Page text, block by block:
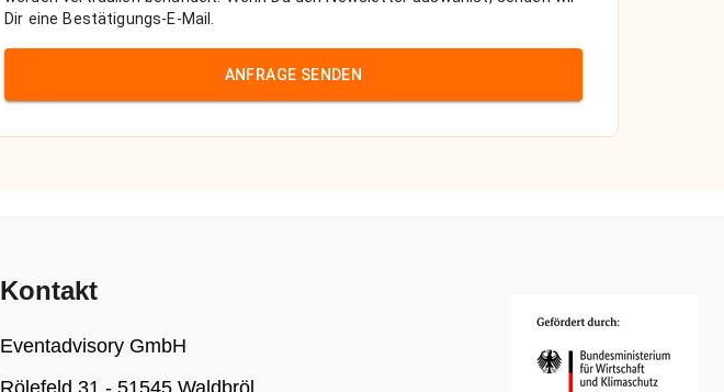
Dir eine Bestätigungs-E-Mail.
ANFRAGE SENDEN
Kontakt
Eventadvisory GmbH
Rölefeld 31 - 51545 Waldbröl